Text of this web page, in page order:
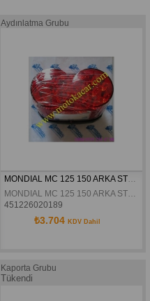
Aydınlatma Grubu
MONDIAL MC 125 150 ARKA STOP ORJINAL
MONDIAL MC 125 150 ARKA STOP ORJINAL
451226020189
₺3.704 KDV Dahil
Kaporta Grubu
Tükendi